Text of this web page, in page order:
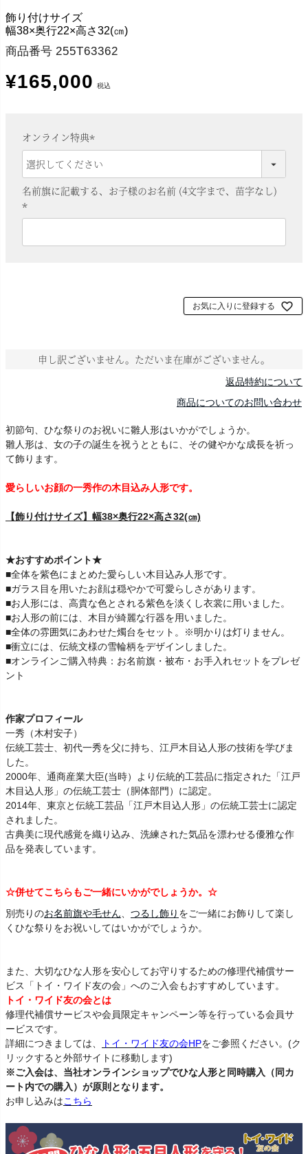
飾り付けサイズ
幅38×奥行22×高さ32(㎝)
商品番号 255T63362
¥165,000 税込
オンライン特典
必
須
)
名前旗に記載する、お子様のお名前 (4文字まで、苗字なし)
(
お気に入りに登録する
申し訳ございません。ただいま在庫がございません。
返品特約について
商品についてのお問い合わせ
初節句、ひな祭りのお祝いに雛人形はいかがでしょうか。
雛人形は、女の子の誕生を祝うとともに、その健やかな成長を祈っ
て飾ります。
愛らしいお顔の一秀作の木目込み人形です。
【飾り付けサイズ】幅38×奥行22×高さ32(㎝)
★おすすめポイント★
■全体を紫色にまとめた愛らしい木目込み人形です。
■ガラス目を用いたお顔は穏やかで可愛らしさがあります。
■お人形には、高貴な色とされる紫色を淡くし衣裳に用いました。
■お人形の前には、木目が綺麗な行器を用いました。
■全体の雰囲気にあわせた燭台をセット。※明かりは灯りません。
■衝立には、伝統文様の雪輪柄をデザインしました。
■オンラインご購入特典：お名前旗・被布・お手入れセットをプレゼ
ント
作家プロフィール
一秀（木村安子）
伝統工芸士、初代一秀を父に持ち、江戸木目込人形の技術を学びま
した。
2000年、通商産業大臣(当時）より伝統的工芸品に指定された「江戸
木目込人形」の伝統工芸士（胴体部門）に認定。
2014年、東京と伝統工芸品「江戸木目込人形」の伝統工芸士に認定
されました。
古典美に現代感覚を織り込み、洗練された気品を漂わせる優雅な作
品を発表しています。
☆併せてこちらもご一緒にいかがでしょうか。☆
別売りのお名前旗や毛せん つるし飾り をご一緒にお飾りして楽し
くひな祭りをお祝いしてはいかがでしょうか。
また、大切なひな人形を安心してお守りするための修理代補償サー
ビス「トイ・ワイド友の会」へのご入会もおすすめしています。
トイ・ワイド友の会とは
修理代補償サービスや会員限定キャンペーン等を行っている会員サ
ービスです。
詳細につきましては、
トイ・ワイド友の会HPをご参照ください。(ク
リックすると外部サイトに移動します)
※ご入会は、当社オンラインショップでひな人形と同時購入（同カ
ート内での購入）が原則となります。
お申し込みはこちら